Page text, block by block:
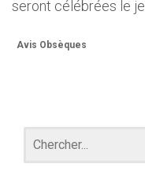
seront célébrées le
Avis Obsèques